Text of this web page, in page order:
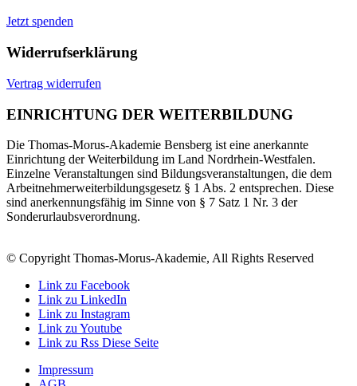
Jetzt spenden
Widerrufserklärung
Vertrag widerrufen
EINRICHTUNG DER WEITERBILDUNG
Die Thomas-Morus-Akademie Bensberg ist eine anerkannte
Einrichtung der Weiterbildung im Land Nordrhein-Westfalen.
Einzelne Veranstaltungen sind Bildungsveranstaltungen, die dem
Arbeitnehmerweiterbildungsgesetz § 1 Abs. 2 entsprechen. Diese
sind anerkennungsfähig im Sinne von § 7 Satz 1 Nr. 3 der
Sonderurlaubsverordnung.
© Copyright Thomas-Morus-Akademie, All Rights Reserved
Link zu Facebook
Link zu LinkedIn
Link zu Instagram
Link zu Youtube
Link zu Rss Diese Seite
Impressum